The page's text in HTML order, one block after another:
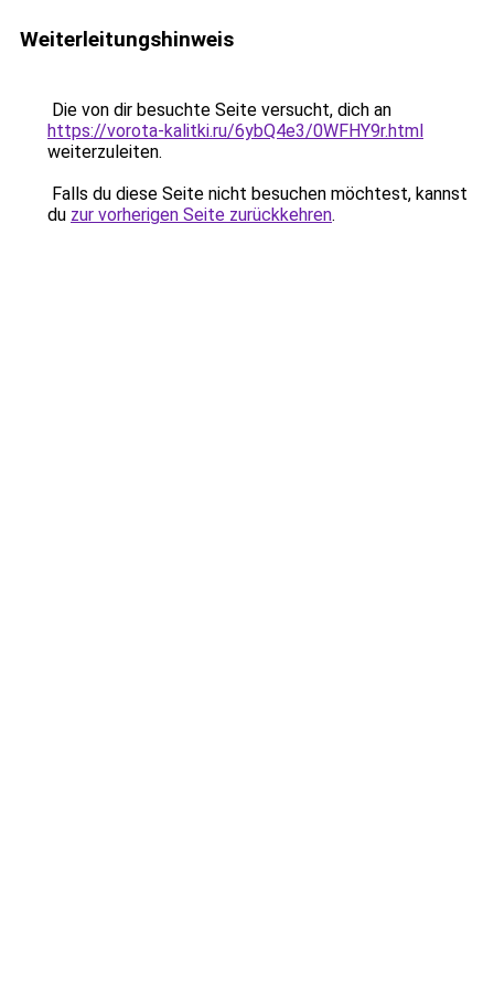
Weiterleitungshinweis
Die von dir besuchte Seite versucht, dich an
https://vorota-kalitki.ru/6ybQ4e3/0WFHY9r.html
weiterzuleiten.
Falls du diese Seite nicht besuchen möchtest, kannst
du zur vorherigen Seite zurückkehren.